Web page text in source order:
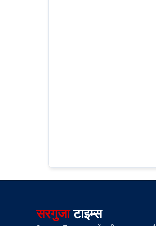
सरगुजाटाइम्स